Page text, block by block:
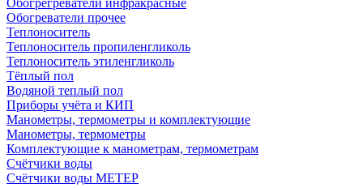
Обогрегреватели инфракрасные
Обогреватели прочее
Теплоноситель
Теплоноситель пропиленгликоль
Теплоноситель этиленгликоль
Тёплый пол
Водяной теплый пол
Приборы учёта и КИП
Манометры, термометры и комплектующие
Манометры, термометры
Комплектующие к манометрам, термометрам
Счётчики воды
Счётчики воды МЕТЕР